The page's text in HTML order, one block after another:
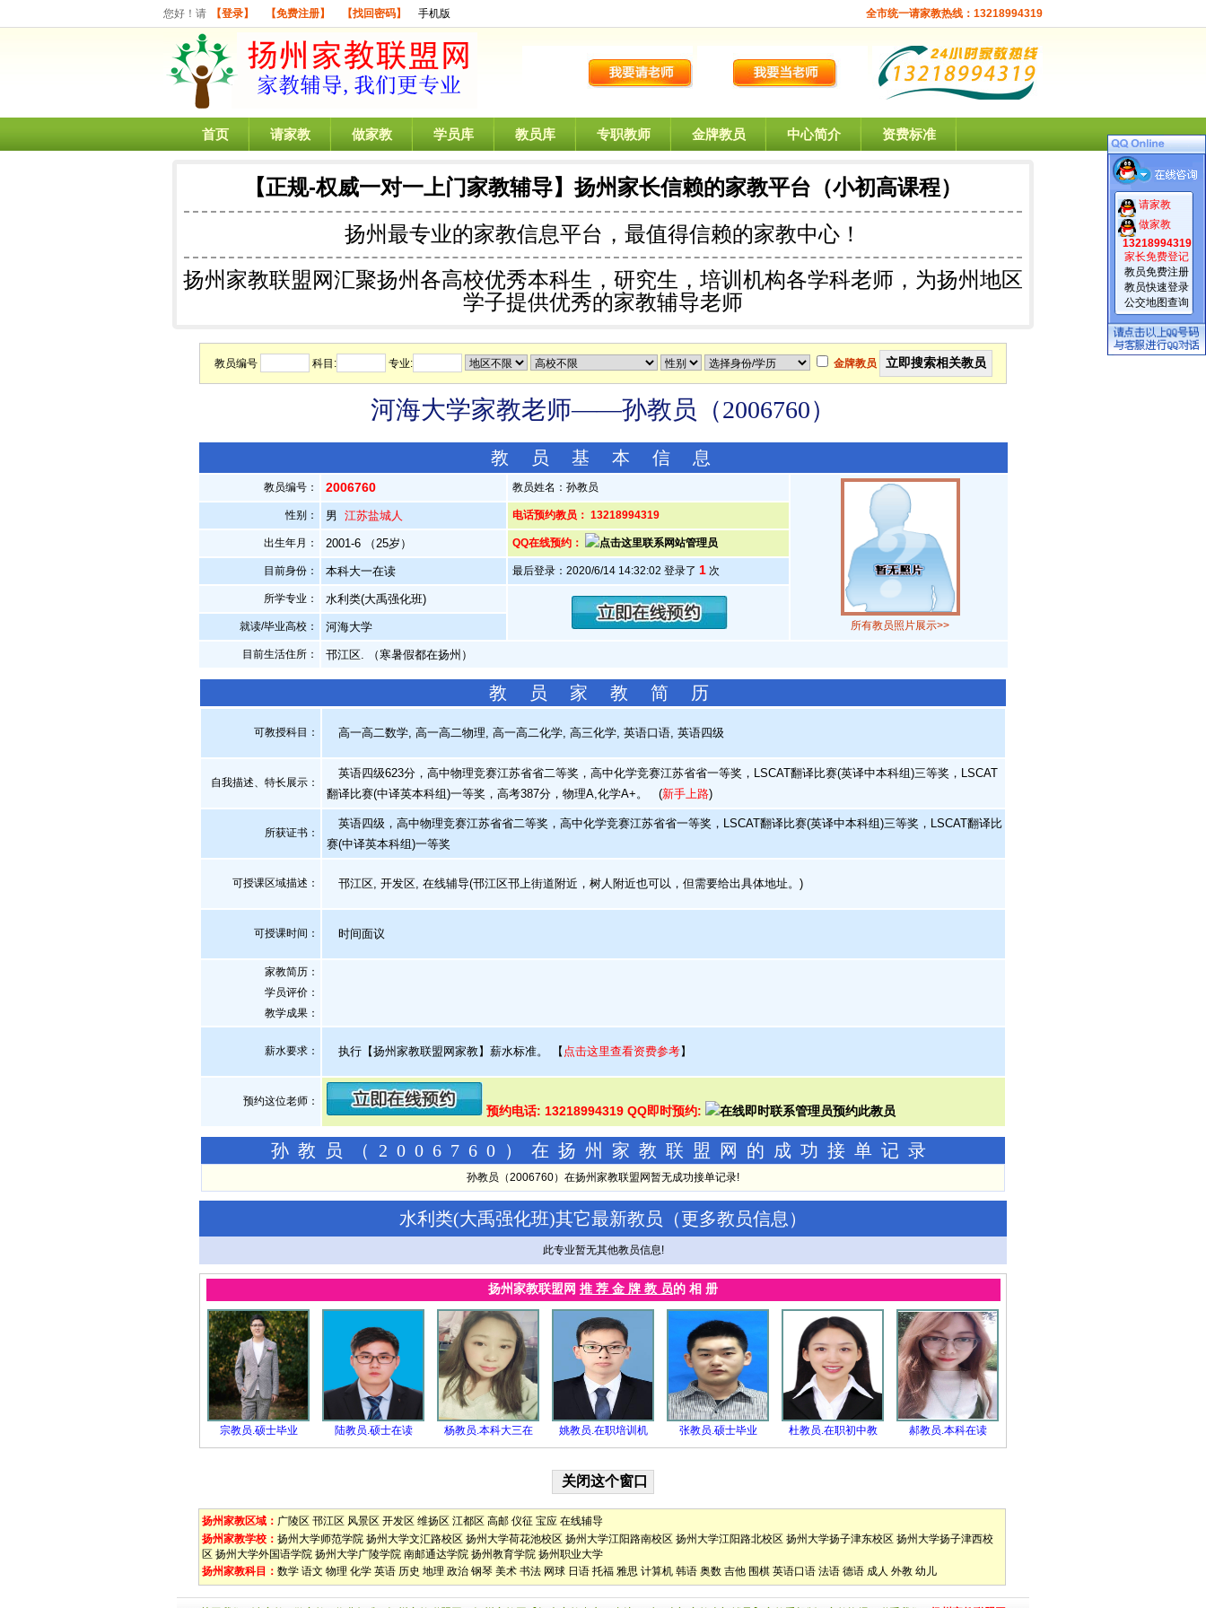
您好！请 【登录】 【免费注册】 【找回密码】 手机版 全市统一请家教热线：13218994319
首页 请家教 做家教 学员库 教员库 专职教师 金牌教员 中心简介 资费标准
【正规-权威一对一上门家教辅导】扬州家长信赖的家教平台（小初高课程）
扬州最专业的家教信息平台，最值得信赖的家教中心！
扬州家教联盟网汇聚扬州各高校优秀本科生，研究生，培训机构各学科老师，为扬州地区
学子提供优秀的家教辅导老师
教员编号 科目: 专业: 金牌教员
河海大学家教老师——孙教员（2006760）
教 员 基 本 信 息
教员编号： 2006760 教员姓名：孙教员
所有教员照片展示>>
性别： 男 江苏盐城人 电话预约教员： 13218994319
出生年月： 2001-6 （25岁） QQ在线预约：
目前身份： 本科大一在读 最后登录：2020/6/14 14:32:02 登录了 1次
所学专业： 水利类(大禹强化班)
就读/毕业高校： 河海大学
目前生活住所： 邗江区. （寒暑假都在扬州）
教 员 家 教 简 历
可教授科目： 高一高二数学, 高一高二物理, 高一高二化学, 高三化学, 英语口语, 英语四级
自我描述、特长展示 ：
英语四级623分，高中物理竞赛江苏省省二等奖，高中化学竞赛江苏省省一等奖，LSCAT翻译比赛(英译中本科组)三等奖，LSCAT
翻译比赛(中译英本科组)一等奖，高考387分，物理A,化学A+。
(新手上路)
所获证书 ：
英语四级，高中物理竞赛江苏省省二等奖，高中化学竞赛江苏省省一等奖，LSCAT翻译比赛(英译中本科组)三等奖，LSCAT翻译比
赛(中译英本科组)一等奖
可授课区域描述： 邗江区, 开发区, 在线辅导(邗江区邗上街道附近，树人附近也可以，但需要给出具体地址。)
可授课时间： 时间面议
家教简历：
学员评价：
教学成果：
薪水要求： 执行【扬州家教联盟网家教】薪水标准。 【 点击这里查看资费参考】
预约这位老师：
预约电话: 13218994319 QQ即时预约:
孙教员（2006760）在扬州家教联盟网的成功接单记录
孙教员（2006760）在扬州家教联盟网暂无成功接单记录!
水利类(大禹强化班)其它最新教员（更多教员信息 ）
此专业暂无其他教员信息!
扬州家教联盟网 推 荐 金 牌 教 员的 相 册
宗教员.硕士毕业 陆教员.硕士在读 杨教员.本科大三在 姚教员.在职培训机 张教员.硕士毕业 杜教员.在职初中教 郝教员.本科在读
扬州家教区域： 广陵区 邗江区 风景区 开发区 维扬区 江都区 高邮 仪征 宝应 在线辅导
扬州家教学校： 扬州大学师范学院 扬州大学文汇路校区 扬州大学荷花池校区 扬州大学江阳路南校区 扬州大学江阳路北校区 扬州大学扬子津东校区 扬州大学扬子津西校
区 扬州大学外国语学院 扬州大学广陵学院 南邮通达学院 扬州教育学院 扬州职业大学
扬州家教科目： 数学 语文 物理 化学 英语 历史 地理 政治 钢琴 美术 书法 网球 日语 托福 雅思 计算机 韩语 奥数 吉他 围棋 英语口语 法语 德语 成人 外教 幼儿
请家教
做家教
13218994319
家长免费登记
教员免费注册
教员快速登录
公交地图查询